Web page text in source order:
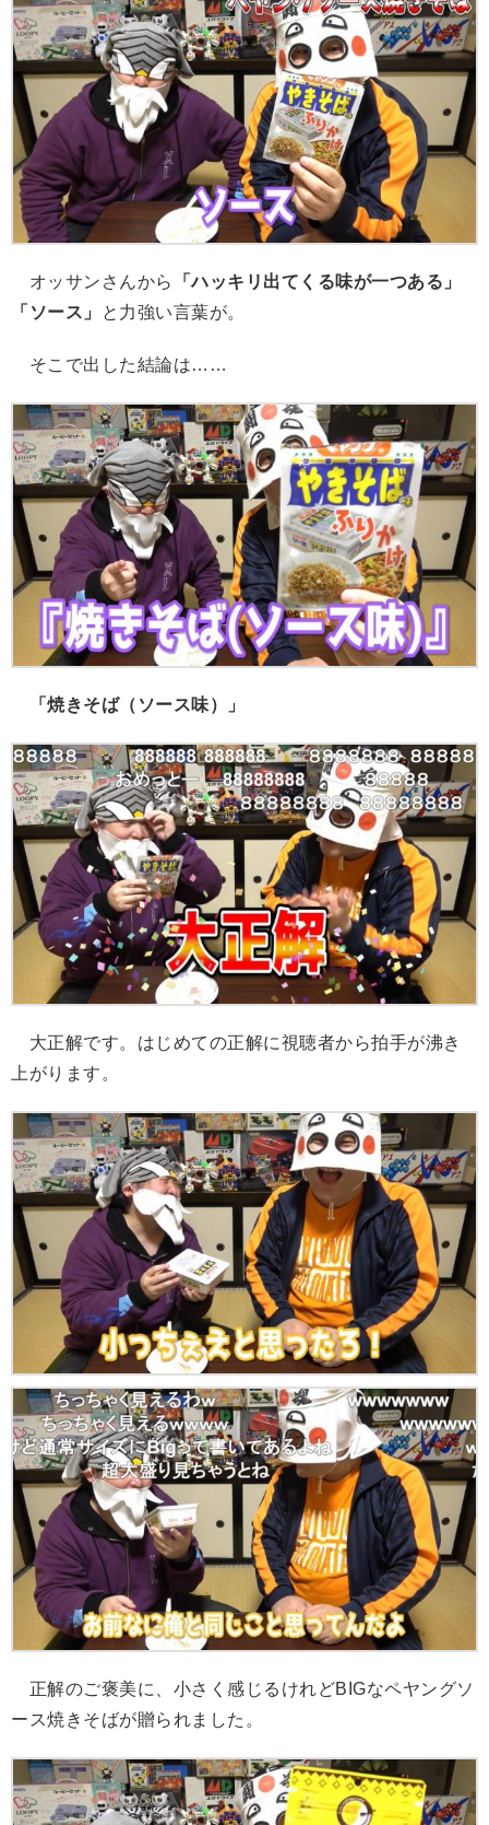
オッサンさんから
「ハッキリ出てくる味が一つある」
「ソース」
と力強い言葉が。
そこで出した結論は……
「焼きそば（ソース味）」
大正解です。はじめての正解に視聴者から拍手が沸き
上がります。
正解のご褒美に、小さく感じるけれどBIGなペヤングソ
ース焼きそばが贈られました。